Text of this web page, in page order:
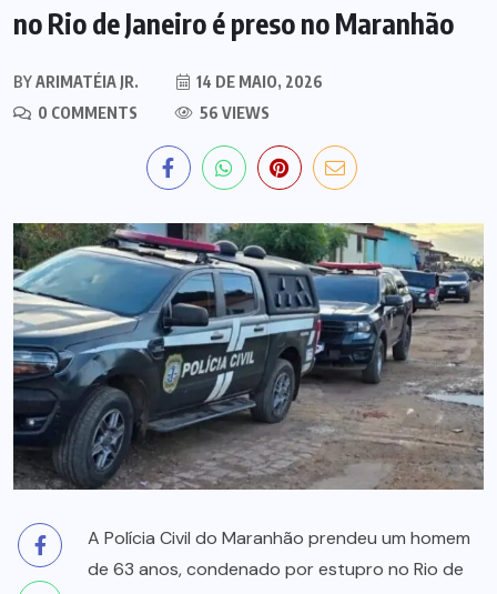
no Rio de Janeiro é preso no Maranhão
BYARIMATÉIA JR.
14 DE MAIO, 2026
0 COMMENTS
56 VIEWS
A Polícia Civil do Maranhão prendeu um homem
de 63 anos, condenado por estupro no Rio de